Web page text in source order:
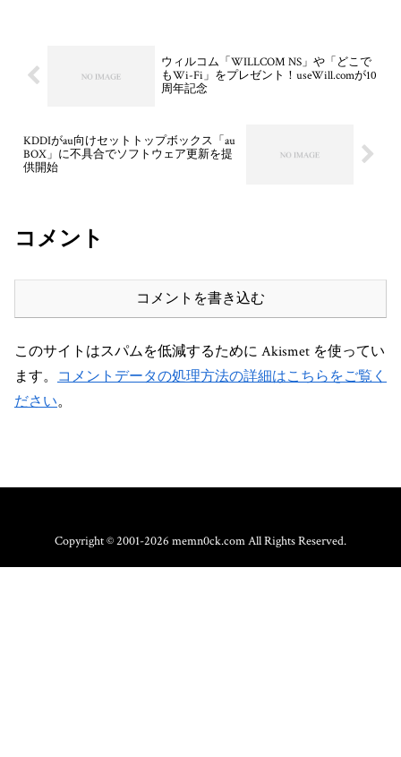
ウィルコム「WILLCOM NS」や「どこで
もWi-Fi」をプレゼント！useWill.comが10
周年記念
KDDIがau向けセットトップボックス「au
BOX」に不具合でソフトウェア更新を提
供開始
コメント
コメントを書き込む
このサイトはスパムを低減するために Akismet を使ってい
ます。 コメントデータの処理方法の詳細はこちらをご覧く
ださい。
Copyright © 2001-2026 memn0ck.com All Rights Reserved.